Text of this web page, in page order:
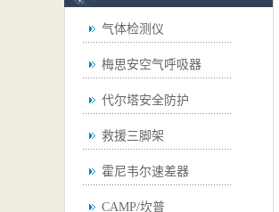
气体检测仪
梅思安空气呼吸器
代尔塔安全防护
救援三脚架
霍尼韦尔速差器
CAMP/坎普